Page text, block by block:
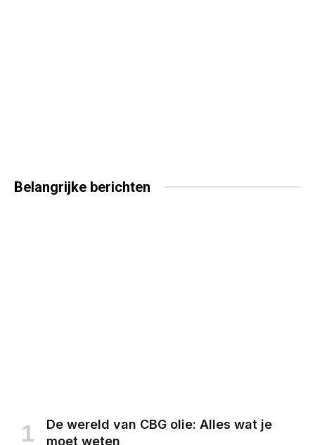
Belangrijke berichten
De wereld van CBG olie: Alles wat je
moet weten